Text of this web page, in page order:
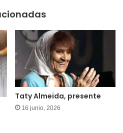
Taty Almeida, presente
16 junio, 2026